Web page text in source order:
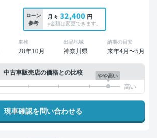
ローン
参考
月々 32,400 円
※金額は変更できます。
車検
28年10月
出品地域
神奈川県
納期の目安
来年4月〜5月
中古車販売店の価格との比較 やや高い
現車確認を問い合わせる